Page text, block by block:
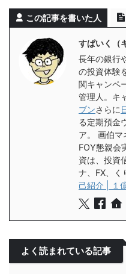
この記事を書いた人
すぱいく（
長年の銀行
の投資体験
関キャンペ
管理人。キ
ブンさらに
る定期預金
ア。 画伯マ
FOY懇親会
資は、投資
ナ、FX、く
己紹介 | １
よく読まれている記事